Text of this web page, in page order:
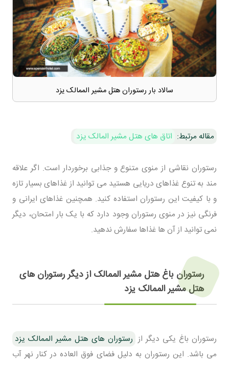
سالاد بار رستوران هتل مشیر الممالک یزد
مقاله مرتبط: اتاق های هتل مشیر المالک یزد
رستوران نقاشی از منوی متنوع و جذابی برخوردار است. اگر علاقه
مند به تنوع غذاهای دریایی هستید می توانید از غذاهای بسیار تازه
و با کیفیت این رستوران استفاده کنید. همچنین غذاهای ایرانی و
فرنگی نیز در منوی رستوران وجود دارد که با یک بار امتحان، دیگر
نمی توانید از آن ها غذاها سفارش ندهید.
رستوران باغ هتل مشیر الممالک از دیگر رستوران های
هتل مشیر الممالک یزد
رستوران باغ یکی دیگر از رستوران های هتل مشیر الممالک یزد
می باشد. این رستوران به دلیل فضای فوق العاده در کنار نهر آب